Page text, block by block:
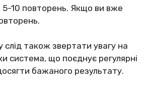
5-10 повторень. Якщо ви вже
також звертати увагу на
система, що поєднує регулярні
бажаного результату.